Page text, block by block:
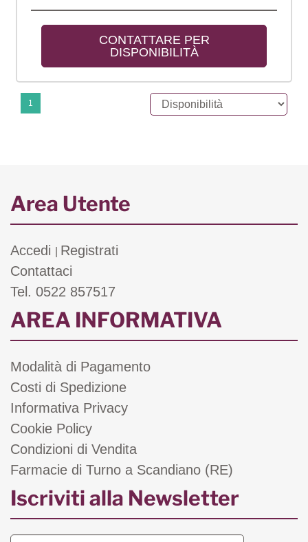
CONTATTARE PER
DISPONIBILITÀ
1
Area Utente
Accedi
Registrati
Contattaci
Tel. 0522 857517
AREA INFORMATIVA
Modalità di Pagamento
Costi di Spedizione
Informativa Privacy
Cookie Policy
Condizioni di Vendita
Farmacie di Turno a Scandiano (RE)
Iscriviti alla Newsletter